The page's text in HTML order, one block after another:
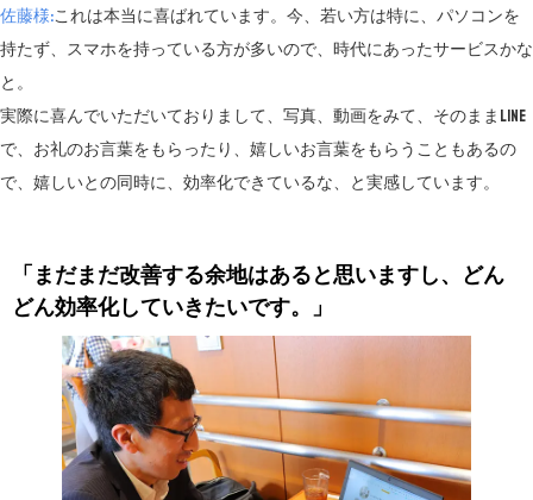
佐藤様:これは本当に喜ばれています。今、若い方は特に、パソコンを
持たず、スマホを持っている方が多いので、時代にあったサービスかな
と。
実際に喜んでいただいておりまして、写真、動画をみて、そのままLINE
で、お礼のお言葉をもらったり、嬉しいお言葉をもらうこともあるの
で、嬉しいとの同時に、効率化できているな、と実感しています。
「まだまだ改善する余地はあると思いますし、どん
どん効率化していきたいです。」